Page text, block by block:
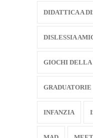
DIDATTICA A
DISLESSIA
GIOCHI DELLA
GRADUATORIE
INFANZIA